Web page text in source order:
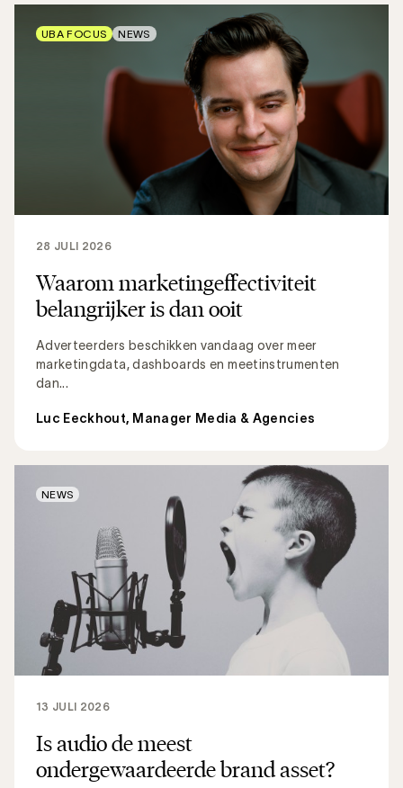
Waarom marketingeffectiviteit
belangrijker is dan ooit
Adverteerders beschikken vandaag over meer
marketingdata, dashboards en meetinstrumenten
dan...
28 JULI 2026
Luc Eeckhout, Manager Media & Agencies
UBA FOCUS NEWS
Is audio de meest
ondergewaardeerde brand asset?
13 JULI 2026
NEWS